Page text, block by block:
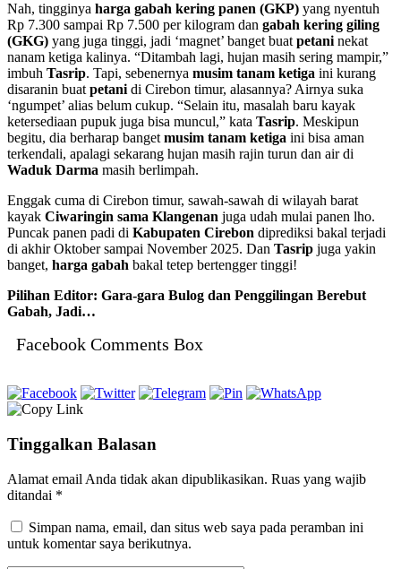
Nah, tingginya harga gabah kering panen (GKP) yang nyentuh
Rp 7.300 sampai Rp 7.500 per kilogram dan gabah kering giling
(GKG) yang juga tinggi, jadi ‘magnet’ banget buat petani nekat
nanam ketiga kalinya. “Ditambah lagi, hujan masih sering mampir,”
imbuh Tasrip. Tapi, sebenernya musim tanam ketiga ini kurang
disaranin buat petani di Cirebon timur, alasannya? Airnya suka
‘ngumpet’ alias belum cukup. “Selain itu, masalah baru kayak
ketersediaan pupuk juga bisa muncul,” kata Tasrip. Meskipun
begitu, dia berharap banget musim tanam ketiga ini bisa aman
terkendali, apalagi sekarang hujan masih rajin turun dan air di
Waduk Darma masih berlimpah.
Enggak cuma di Cirebon timur, sawah-sawah di wilayah barat
kayak Ciwaringin sama Klangenan juga udah mulai panen lho.
Puncak panen padi di Kabupaten Cirebon diprediksi bakal terjadi
di akhir Oktober sampai November 2025. Dan Tasrip juga yakin
banget, harga gabah bakal tetep bertengger tinggi!
Pilihan Editor: Gara-gara Bulog dan Penggilingan Berebut
Gabah, Jadi…
Facebook Comments Box
Tinggalkan Balasan
Alamat email Anda tidak akan dipublikasikan. Ruas yang wajib
ditandai *
Simpan nama, email, dan situs web saya pada peramban ini
untuk komentar saya berikutnya.